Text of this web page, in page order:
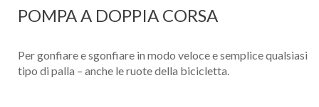
POMPA A DOPPIA CORSA
Per gonfiare e sgonfiare in modo veloce e semplice qualsiasi
tipo di palla – anche le ruote della bicicletta.